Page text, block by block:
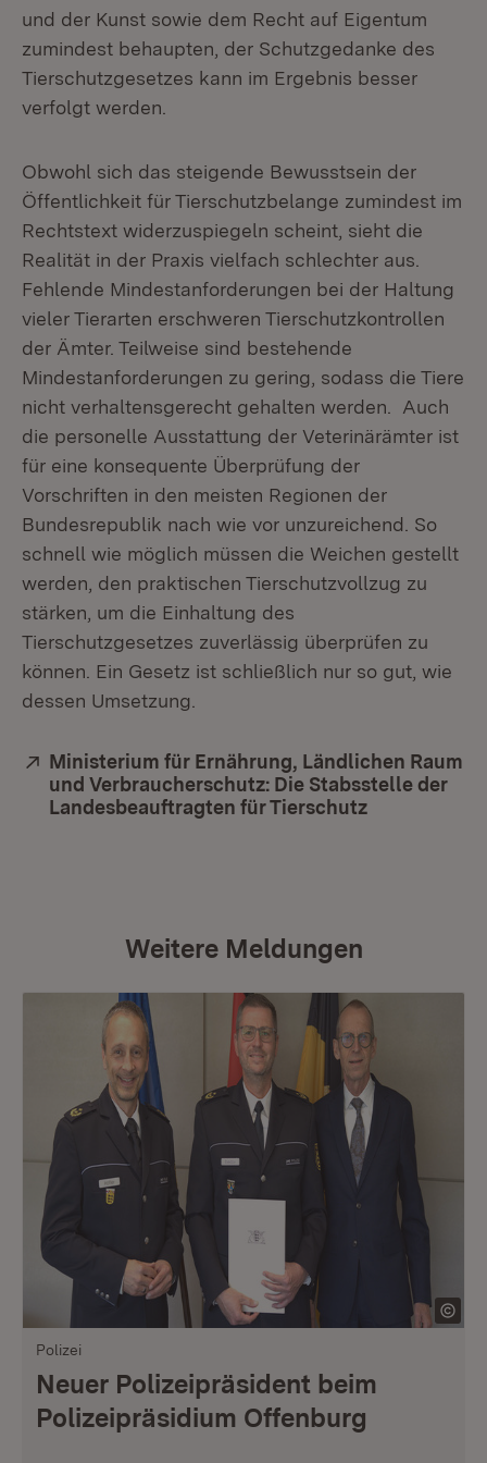
und der Kunst sowie dem Recht auf Eigentum
zumindest behaupten, der Schutzgedanke des
Tierschutzgesetzes kann im Ergebnis besser
verfolgt werden.
Obwohl sich das steigende Bewusstsein der
Öffentlichkeit für Tierschutzbelange zumindest im
Rechtstext widerzuspiegeln scheint, sieht die
Realität in der Praxis vielfach schlechter aus.
Fehlende Mindestanforderungen bei der Haltung
vieler Tierarten erschweren Tierschutzkontrollen
der Ämter. Teilweise sind bestehende
Mindestanforderungen zu gering, sodass die Tiere
nicht verhaltensgerecht gehalten werden. Auch
die personelle Ausstattung der Veterinärämter ist
für eine konsequente Überprüfung der
Vorschriften in den meisten Regionen der
Bundesrepublik nach wie vor unzureichend. So
schnell wie möglich müssen die Weichen gestellt
werden, den praktischen Tierschutzvollzug zu
stärken, um die Einhaltung des
Tierschutzgesetzes zuverlässig überprüfen zu
können. Ein Gesetz ist schließlich nur so gut, wie
dessen Umsetzung.
Extern:
Ministerium für Ernährung, Ländlichen Raum
und Verbraucherschutz: Die Stabsstelle der
Landesbeauftragten für Tierschutz
Weitere Meldungen
Polizei
Neuer Polizeipräsident beim
Polizeipräsidium Offenburg